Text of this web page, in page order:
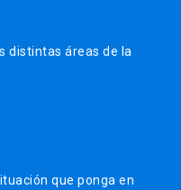
distintas áreas de la
que ponga en